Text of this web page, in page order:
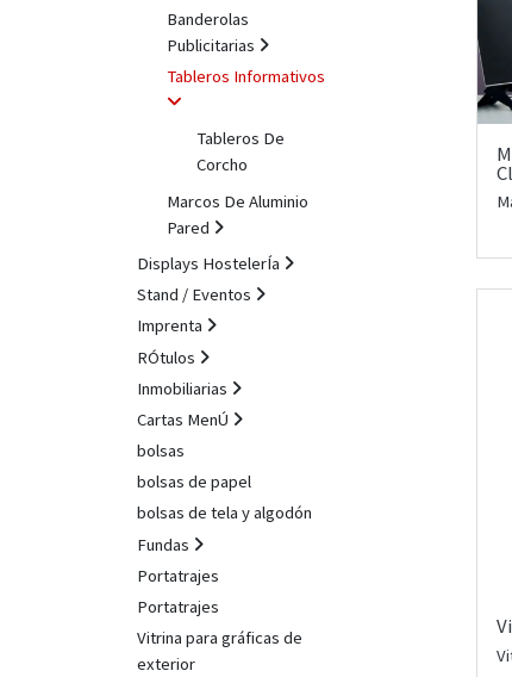
Banderolas
Publicitarias
Tableros Informativos
Tableros De
Corcho
Marcos De Aluminio
Pared
Displays HostelerÍa
Stand / Eventos
Imprenta
RÓtulos
Inmobiliarias
Cartas MenÚ
bolsas
bolsas de papel
bolsas de tela y algodón
Fundas
Portatrajes
Portatrajes
Vitrina para gráficas de
exterior